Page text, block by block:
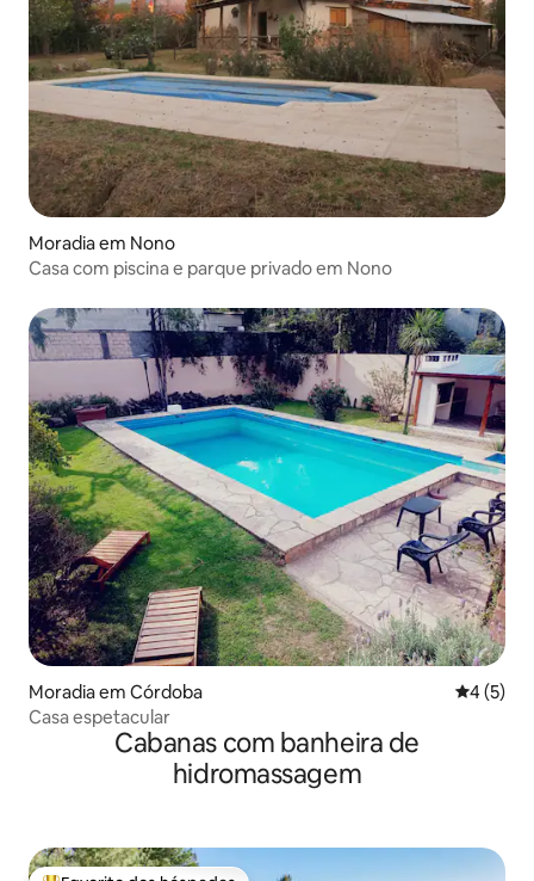
Moradia em Nono
Casa com piscina e parque privado em Nono
Moradia em Córdoba
4 (5)
Casa espetacular
Cabanas com banheira de
hidromassagem